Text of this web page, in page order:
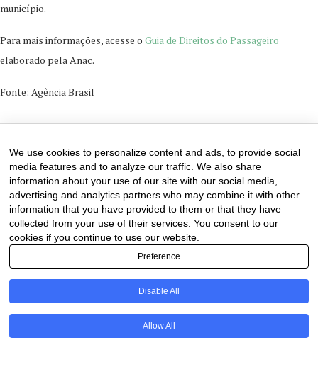
município.
Para mais informações, acesse o Guia de Direitos do Passageiro
elaborado pela Anac.
Fonte: Agência Brasil
We use cookies to personalize content and ads, to provide social
media features and to analyze our traffic. We also share
information about your use of our site with our social media,
advertising and analytics partners who may combine it with other
information that you have provided to them or that they have
collected from your use of their services. You consent to our
cookies if you continue to use our website.
Preference
Disable All
Allow All